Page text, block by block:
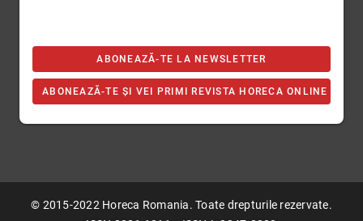
ABONEAZĂ-TE LA NEWSLETTER
ABONEAZĂ-TE ȘI VEI PRIMI REVISTA HORECA ONLINE
© 2015-2022 Horeca Romania. Toate drepturile rezervate.